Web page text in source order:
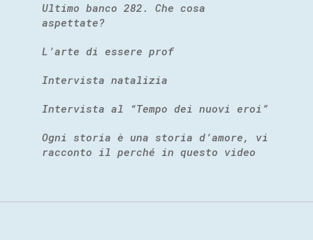
Ultimo banco 282. Che cosa
aspettate?
L’arte di essere prof
Intervista natalizia
Intervista al “Tempo dei nuovi eroi”
Ogni storia è una storia d’amore, vi
racconto il perché in questo video